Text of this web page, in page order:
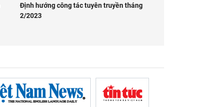
Định hướng công tác tuyên truyền tháng
2/2023